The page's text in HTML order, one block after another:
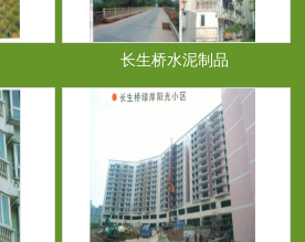
长生桥水泥制品